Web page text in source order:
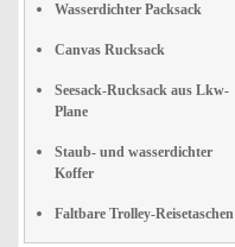
Wasserdichter Packsack
Canvas Rucksack
Seesack-Rucksack aus Lkw-
Plane
Staub- und wasserdichter
Koffer
Faltbare Trolley-Reisetaschen